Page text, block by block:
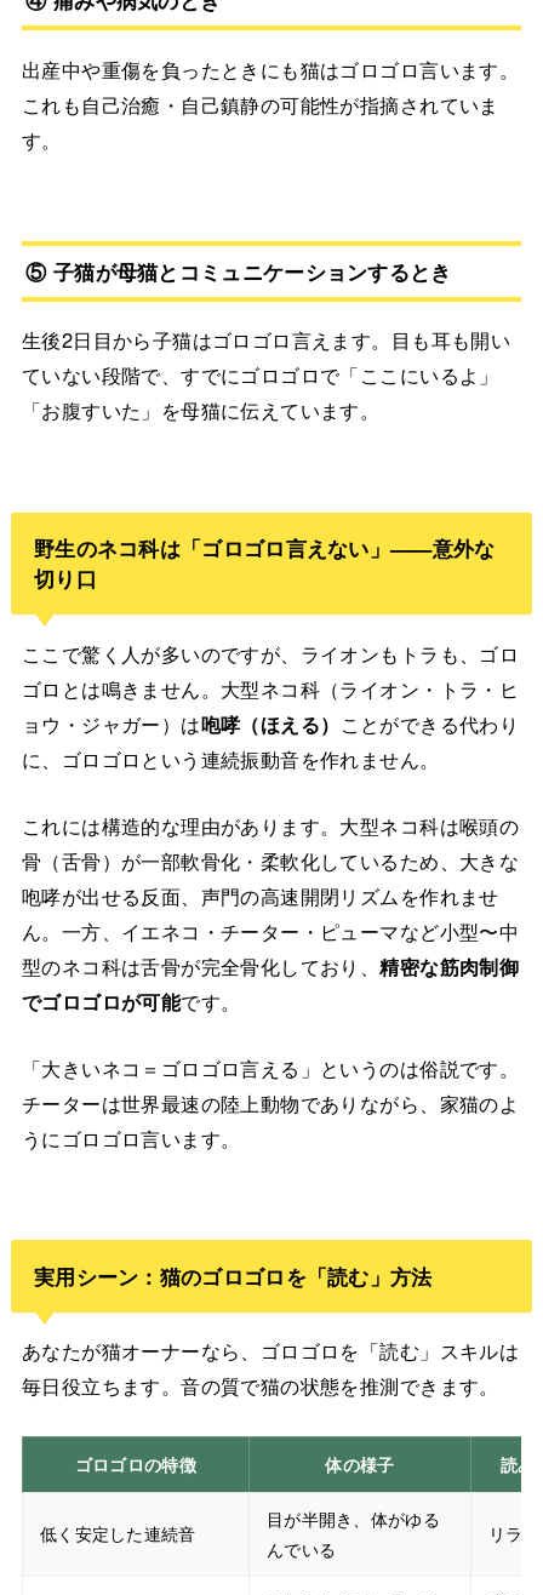
出産中や重傷を負ったときにも猫はゴロゴロ言います。
これも自己治癒・自己鎮静の可能性が指摘されていま
す。
⑤ 子猫が母猫とコミュニケーションするとき
生後2日目から子猫はゴロゴロ言えます。目も耳も開い
ていない段階で、すでにゴロゴロで「ここにいるよ」
「お腹すいた」を母猫に伝えています。
野生のネコ科は「ゴロゴロ言えない」——意外な
切り口
ここで驚く人が多いのですが、ライオンもトラも、ゴロ
ゴロとは鳴きません。大型ネコ科（ライオン・トラ・ヒ
ョウ・ジャガー）は咆哮（ほえる） ことができる代わり
に、ゴロゴロという連続振動音を作れません。
これには構造的な理由があります。大型ネコ科は喉頭の
骨（舌骨）が一部軟骨化・柔軟化しているため、大きな
咆哮が出せる反面、声門の高速開閉リズムを作れませ
ん。一方、イエネコ・チーター・ピューマなど小型〜中
型のネコ科は舌骨が完全骨化しており、精密な筋肉制御
でゴロゴロが可能です。
「大きいネコ＝ゴロゴロ言える」というのは俗説です。
チーターは世界最速の陸上動物でありながら、家猫のよ
うにゴロゴロ言います。
実用シーン：猫のゴロゴロを「読む」方法
あなたが猫オーナーなら、ゴロゴロを「読む」スキルは
毎日役立ちます。音の質で猫の状態を推測できます。
ゴロゴロの特徴 体の様子 読み
低く安定した連続音
目が半開き、体がゆる
んでいる
リラ